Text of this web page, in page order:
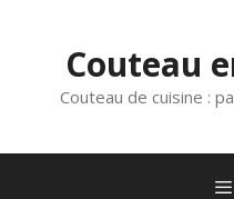
contenuCouteau
Couteau de cuisine :